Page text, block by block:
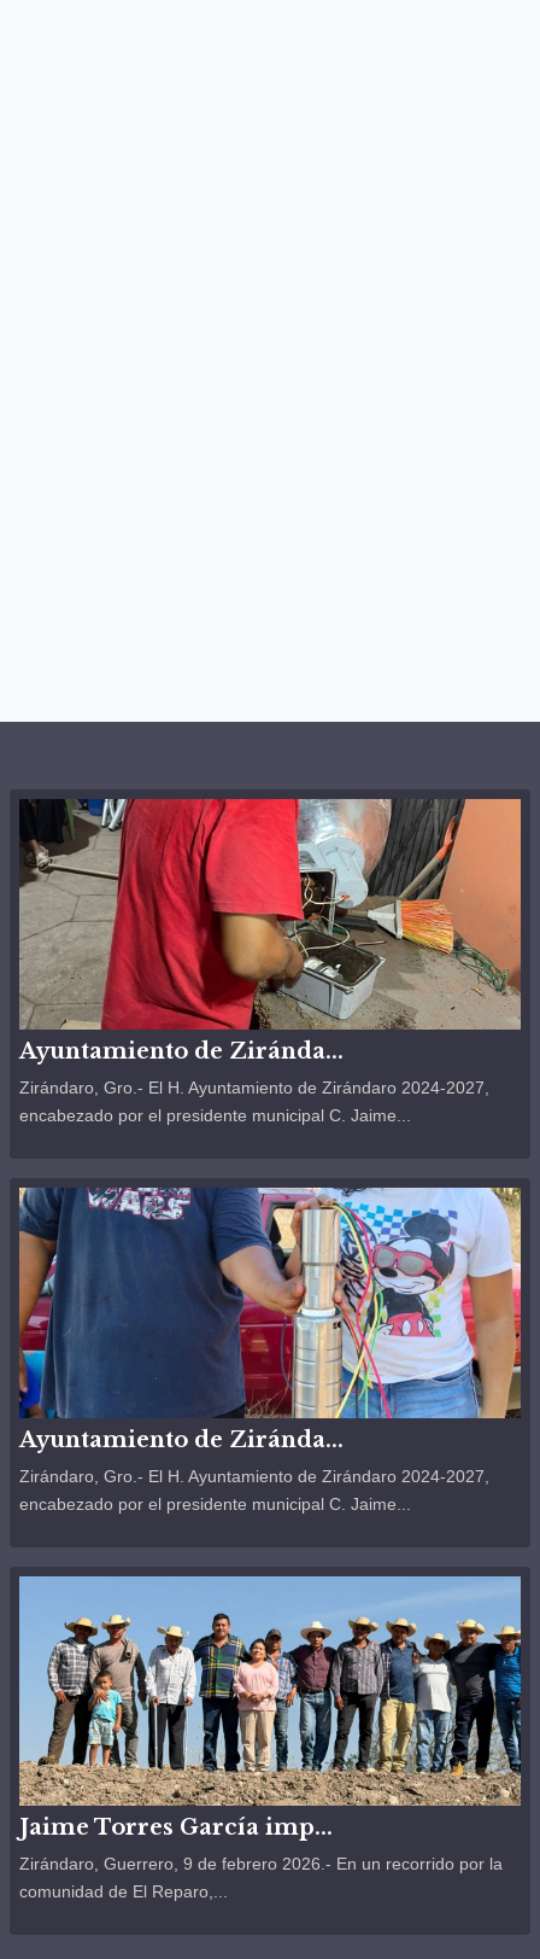
Ayuntamiento de Ziránda...
Zirándaro, Gro.- El H. Ayuntamiento de Zirándaro 2024-2027,
encabezado por el presidente municipal C. Jaime...
Ayuntamiento de Ziránda...
Zirándaro, Gro.- El H. Ayuntamiento de Zirándaro 2024-2027,
encabezado por el presidente municipal C. Jaime...
Jaime Torres García imp...
Zirándaro, Guerrero, 9 de febrero 2026.- En un recorrido por la
comunidad de El Reparo,...